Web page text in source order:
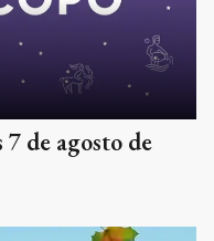
de agosto de